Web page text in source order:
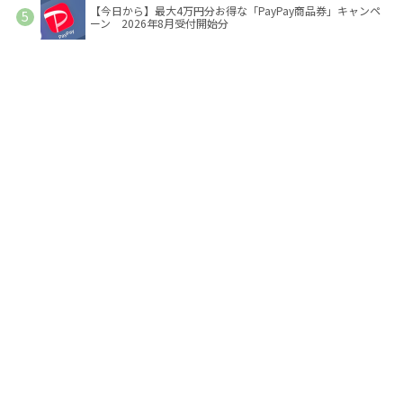
【今日から】最大4万円分お得な「PayPay商品券」キャンペ
ーン 2026年8月受付開始分